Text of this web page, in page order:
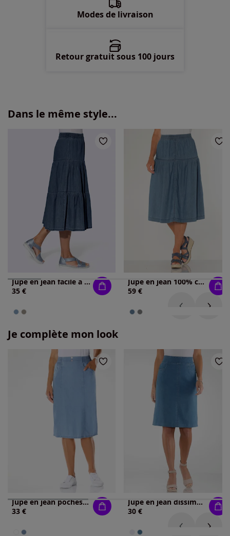
Modes de livraison
Retour gratuit sous 100 jours
Dans le même style...
Jupe en jean facile à enfiler
35 €
Jupe en jean 100% coton
59 €
Je complète mon look
Jupe en jean poches en biais
33 €
Jupe en jean dissimule les rondeurs
30 €